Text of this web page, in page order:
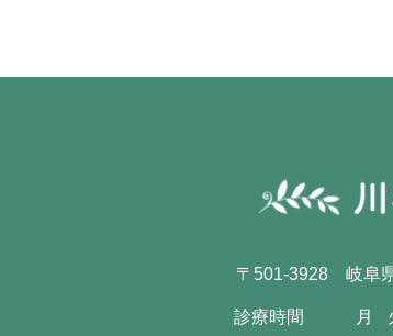
〒501-3928 岐阜
診療時間 月